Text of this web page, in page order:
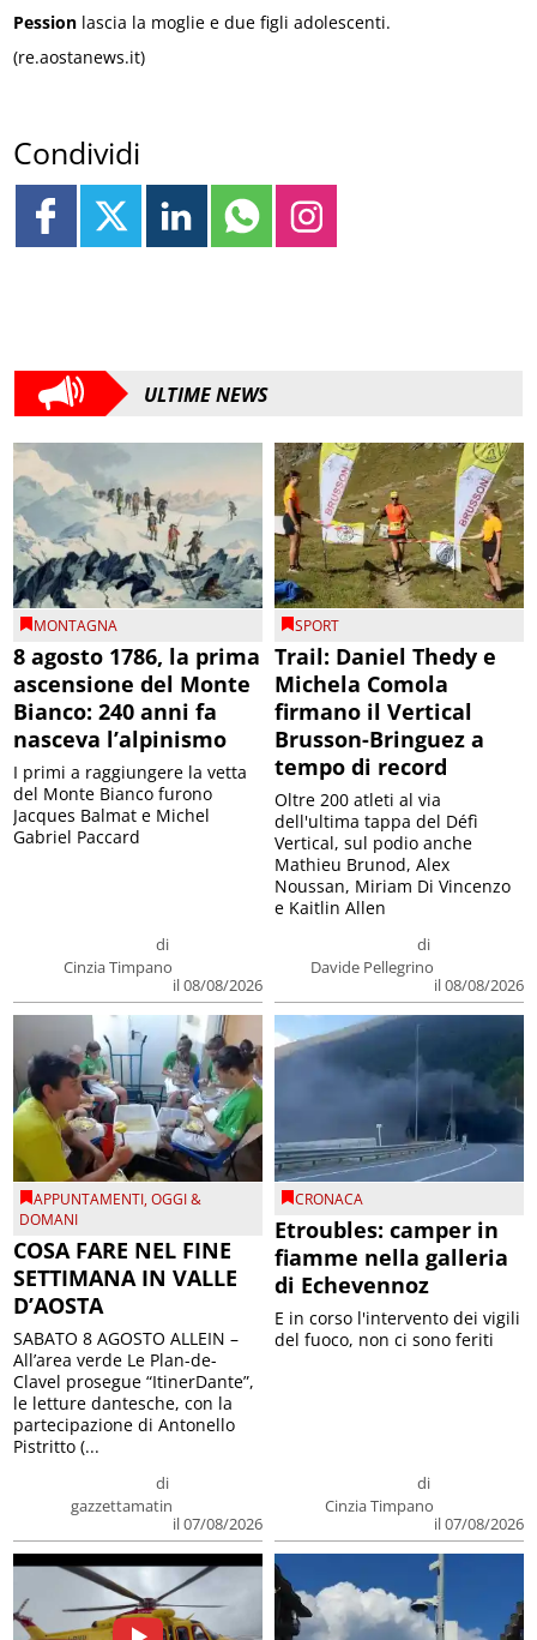
Pession lascia la moglie e due figli adolescenti.
(re.aostanews.it)
Condividi
ULTIME NEWS
MONTAGNA
8 agosto 1786, la prima
ascensione del Monte
Bianco: 240 anni fa
nasceva l’alpinismo
di
Cinzia Timpano
il 08/08/2026
I primi a raggiungere la vetta
del Monte Bianco furono
Jacques Balmat e Michel
Gabriel Paccard
SPORT
Trail: Daniel Thedy e
Michela Comola
firmano il Vertical
Brusson-Bringuez a
tempo di record
di
Davide Pellegrino
il 08/08/2026
Oltre 200 atleti al via
dell'ultima tappa del Défì
Vertical, sul podio anche
Mathieu Brunod, Alex
Noussan, Miriam Di Vincenzo
e Kaitlin Allen
APPUNTAMENTI,OGGI &
DOMANI
COSA FARE NEL FINE
SETTIMANA IN VALLE
D’AOSTA
di
gazzettamatin
il 07/08/2026
SABATO 8 AGOSTO ALLEIN –
All’area verde Le Plan-de-
Clavel prosegue “ItinerDante”,
le letture dantesche, con la
partecipazione di Antonello
Pistritto (...
CRONACA
Etroubles: camper in
fiamme nella galleria
di Echevennoz
di
Cinzia Timpano
il 07/08/2026
E in corso l'intervento dei vigili
del fuoco, non ci sono feriti